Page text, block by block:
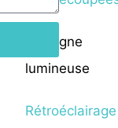
Enseigne
lumineuse
Rétroéclairage